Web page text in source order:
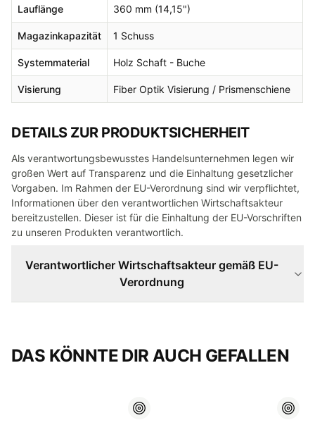
Lauflänge 360 mm (14,15")
Magazinkapazität 1 Schuss
Systemmaterial Holz Schaft - Buche
Visierung Fiber Optik Visierung / Prismenschiene
DETAILS ZUR PRODUKTSICHERHEIT
Als verantwortungsbewusstes Handelsunternehmen legen wir
großen Wert auf Transparenz und die Einhaltung gesetzlicher
Vorgaben. Im Rahmen der EU-Verordnung sind wir verpflichtet,
Informationen über den verantwortlichen Wirtschaftsakteur
bereitzustellen. Dieser ist für die Einhaltung der EU-Vorschriften
zu unseren Produkten verantwortlich.
Verantwortlicher Wirtschaftsakteur gemäß EU-
Verordnung
DAS KÖNNTE DIR AUCH GEFALLEN